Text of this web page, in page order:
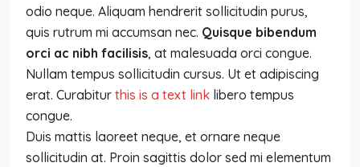
odio neque. Aliquam hendrerit sollicitudin purus,
quis rutrum mi accumsan nec. Quisque bibendum
orci ac nibh facilisis, at malesuada orci congue.
Nullam tempus sollicitudin cursus. Ut et adipiscing
erat. Curabitur this is a text link libero tempus
congue.
Duis mattis laoreet neque, et ornare neque
sollicitudin at. Proin sagittis dolor sed mi elementum